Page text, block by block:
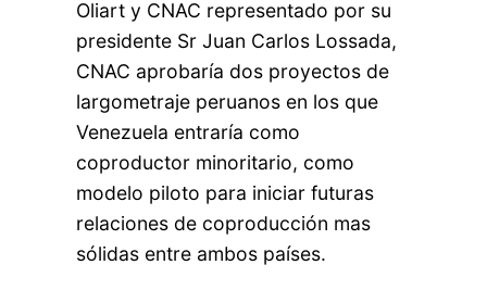
Oliart y CNAC representado por su
presidente Sr Juan Carlos Lossada,
CNAC aprobaría dos proyectos de
largometraje peruanos en los que
Venezuela entraría como
coproductor minoritario, como
modelo piloto para iniciar futuras
relaciones de coproducción mas
sólidas entre ambos países.